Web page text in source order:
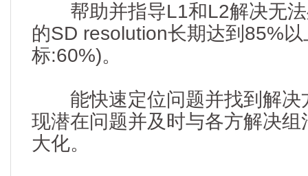
帮助并指导L1和L2解决无法
的SD resolution长期达到85%
标:60%)。
能快速定位问题并找到解决
现潜在问题并及时与各方解决
大化。